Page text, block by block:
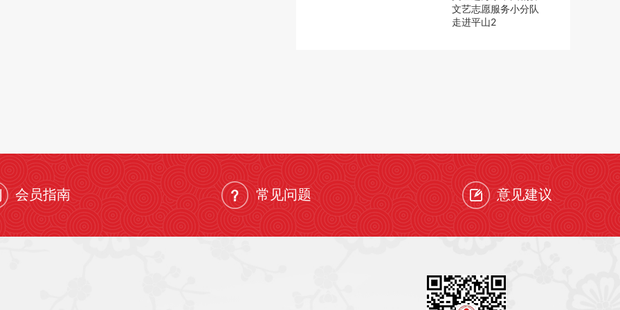
文艺志愿服务小分队
走进平山2
会员指南 常见问题 意见建议